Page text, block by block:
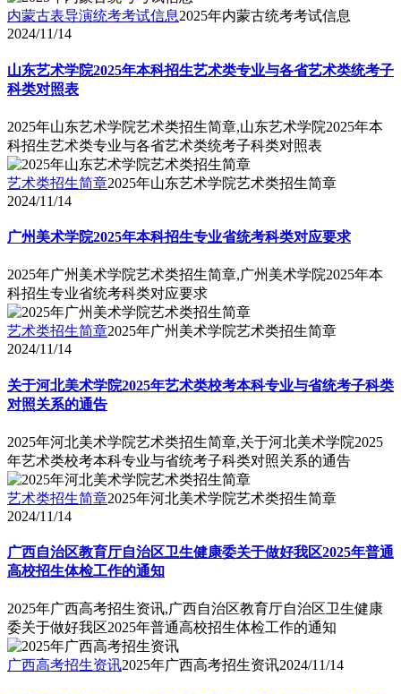
内蒙古表导演统考考试信息2025年内蒙古统考考试信息
2024/11/14
山东艺术学院2025年本科招生艺术类专业与各省艺术类统考子
科类对照表
2025年山东艺术学院艺术类招生简章,山东艺术学院2025年本
科招生艺术类专业与各省艺术类统考子科类对照表
艺术类招生简章2025年山东艺术学院艺术类招生简章
2024/11/14
广州美术学院2025年本科招生专业省统考科类对应要求
2025年广州美术学院艺术类招生简章,广州美术学院2025年本
科招生专业省统考科类对应要求
艺术类招生简章2025年广州美术学院艺术类招生简章
2024/11/14
关于河北美术学院2025年艺术类校考本科专业与省统考子科类
对照关系的通告
2025年河北美术学院艺术类招生简章,关于河北美术学院2025
年艺术类校考本科专业与省统考子科类对照关系的通告
艺术类招生简章2025年河北美术学院艺术类招生简章
2024/11/14
广西自治区教育厅自治区卫生健康委关于做好我区2025年普通
高校招生体检工作的通知
2025年广西高考招生资讯,广西自治区教育厅自治区卫生健康
委关于做好我区2025年普通高校招生体检工作的通知
广西高考招生资讯2025年广西高考招生资讯2024/11/14